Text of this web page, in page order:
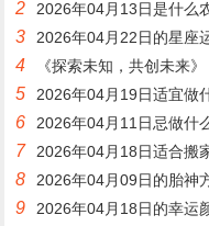
2 2026年04月13日是什么
3 2026年04月22日的星座
4 《探索未知，共创未来》
5 2026年04月19日适宜做
6 2026年04月11日忌做什
7 2026年04月18日适合搬
8 2026年04月09日的胎神
9 2026年04月18日的幸运